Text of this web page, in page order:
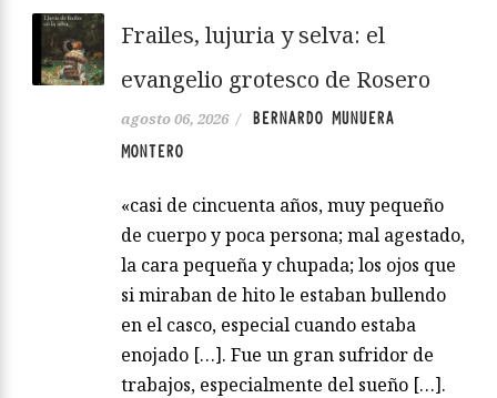
Frailes, lujuria y selva: el
evangelio grotesco de Rosero
agosto 06, 2026 /
BERNARDO MUNUERA
MONTERO
«casi de cincuenta años, muy pequeño
de cuerpo y poca persona; mal agestado,
la cara pequeña y chupada; los ojos que
si miraban de hito le estaban bullendo
en el casco, especial cuando estaba
enojado […]. Fue un gran sufridor de
trabajos, especialmente del sueño […].